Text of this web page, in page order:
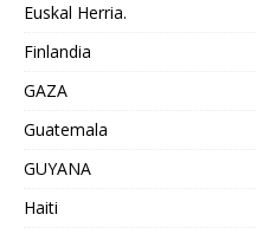
Euskal Herria.
Finlandia
GAZA
Guatemala
GUYANA
Haiti